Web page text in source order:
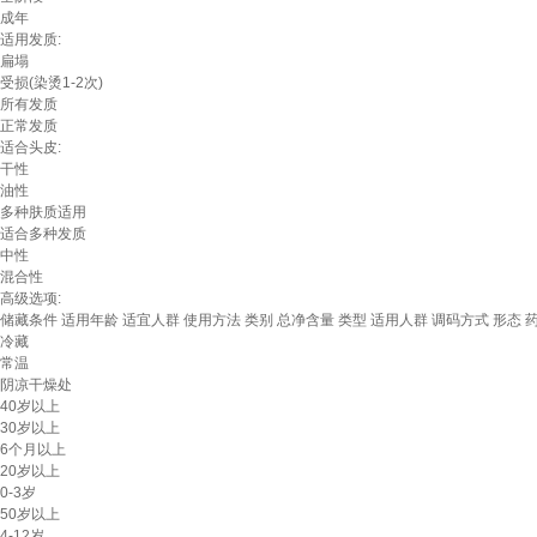
成年
适用发质:
扁塌
受损(染烫1-2次)
所有发质
正常发质
适合头皮:
干性
油性
多种肤质适用
适合多种发质
中性
混合性
高级选项:
储藏条件 适用年龄 适宜人群 使用方法 类别 总净含量 类型 适用人群 调码方式 形态
冷藏
常温
阴凉干燥处
40岁以上
30岁以上
6个月以上
20岁以上
0-3岁
50岁以上